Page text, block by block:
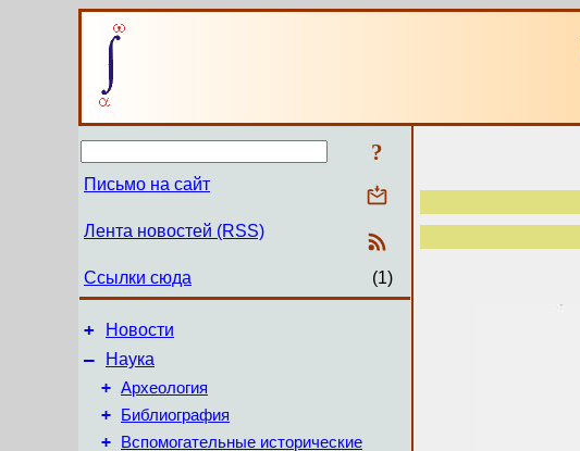
?
Письмо на сайт
Лента новостей (RSS)
Ссылки сюда (1)
+ Новости
–
Наука
+ Археология
+ Библиография
+
Вспомогательные исторические